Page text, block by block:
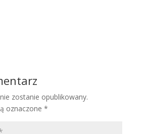
zostanie opublikowany.
oznaczone *